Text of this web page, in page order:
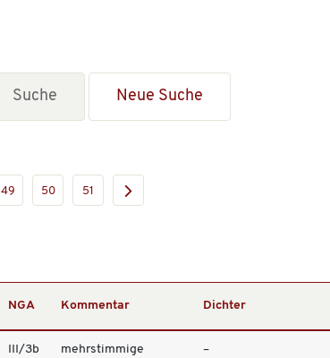
Neue Suche
49 50 51
NGA Kommentar Dichter
III/3b
mehrstimmige
–